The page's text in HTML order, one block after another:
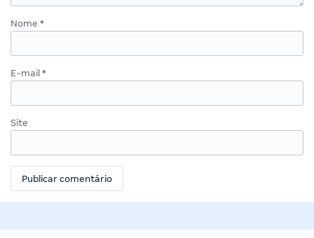
Nome *
E-mail *
Site